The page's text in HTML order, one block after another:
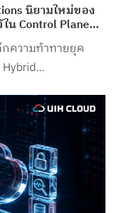
นิยามใหม่ของ
น Control Plane
ความท้าทายยุค